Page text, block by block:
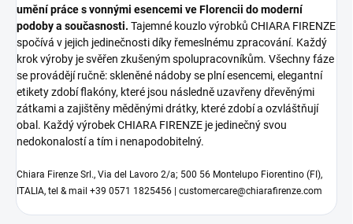
umění práce s vonnými esencemi ve Florencii do moderní
podoby a současnosti. Tajemné kouzlo výrobků CHIARA FIRENZE
spočívá v jejich jedinečnosti díky řemeslnému zpracování. Každý
krok výroby je svěřen zkušeným spolupracovníkům. Všechny fáze
se provádějí ručně: skleněné nádoby se plní esencemi, elegantní
etikety zdobí flakóny, které jsou následně uzavřeny dřevěnými
zátkami a zajištěny měděnými drátky, které zdobí a ozvláštňují
obal. Každý výrobek CHIARA FIRENZE je jedinečný svou
nedokonalostí a tím i nenapodobitelný.
Chiara Firenze Srl., Via del Lavoro 2/a; 500 56 Montelupo Fiorentino (FI),
ITALIA, tel & mail +39 0571 1825456 | customercare@chiarafirenze.com